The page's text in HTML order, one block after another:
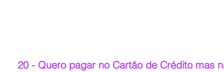
20 - Quero pagar no Cartão de Crédito mas